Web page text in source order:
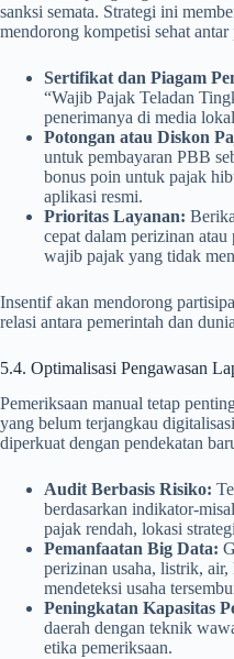
sanksi semata. Strategi ini
mendorong kompetisi sehat antar
Sertifikat dan Piagam
“Wajib Pajak Teladan
penerimanya di media
Potongan atau Diskon
untuk pembayaran PBB
bonus poin untuk pajak
aplikasi resmi.
Prioritas Layanan:
cepat dalam perizinan
wajib pajak yang tidak
Insentif akan mendorong
relasi antara pemerintah dan
5.4. Optimalisasi Pengawasan
Pemeriksaan manual tetap
yang belum terjangkau
diperkuat dengan pendekatan
Audit Berbasis Risiko:
berdasarkan indikator-
pajak rendah, lokasi
Pemanfaatan Big Data:
perizinan usaha, listrik,
mendeteksi usaha
Peningkatan Kapasitas
daerah dengan teknik
etika pemeriksaan.